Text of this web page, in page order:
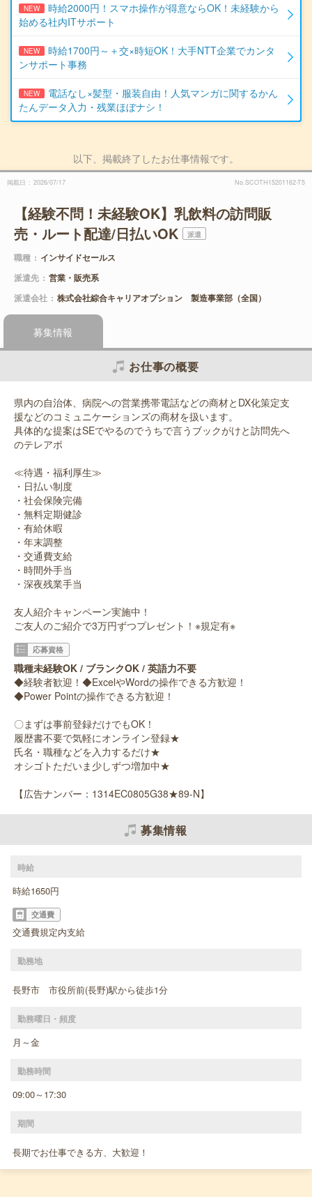
NEW
時給2000円！スマホ操作が得意ならOK！未経験から
始める社内ITサポート
NEW
時給1700円～＋交×時短OK！大手NTT企業でカンタ
ンサポート事務
NEW
電話なし×髪型・服装自由！人気マンガに関するかん
たんデータ入力・残業ほぼナシ！
以下、掲載終了したお仕事情報です。
掲載日 2026/07/17 No.SCOTH15201162-T5
【経験不問！未経験OK】乳飲料の訪問販
売・ルート配達/日払いOK
派遣
職種
インサイドセールス
派遣先
営業・販売系
派遣会社
株式会社綜合キャリアオプション 製造事業部（全国）
募集情報
お仕事の概要
県内の自治体、病院への営業携帯電話などの商材とDX化策定支
援などのコミュニケーションズの商材を扱います。
具体的な提案はSEでやるのでうちで言うブックがけと訪問先へ
のテレアポ
≪待遇・福利厚生≫
・日払い制度
・社会保険完備
・無料定期健診
・有給休暇
・年末調整
・交通費支給
・時間外手当
・深夜残業手当
友人紹介キャンペーン実施中！
ご友人のご紹介で3万円ずつプレゼント！※規定有※
応募資格
職種未経験OK / ブランクOK / 英語力不要
◆経験者歓迎！◆ExcelやWordの操作できる方歓迎！
◆Power Pointの操作できる方歓迎！
〇まずは事前登録だけでもOK！
履歴書不要で気軽にオンライン登録★
氏名・職種などを入力するだけ★
オシゴトただいま少しずつ増加中★
【広告ナンバー：1314EC0805G38★89-N】
募集情報
時給
時給1650円
交通費
交通費規定内支給
勤務地
長野市 市役所前(長野)駅から徒歩1分
勤務曜日・頻度
月～金
勤務時間
09:00～17:30
期間
長期でお仕事できる方、大歓迎！